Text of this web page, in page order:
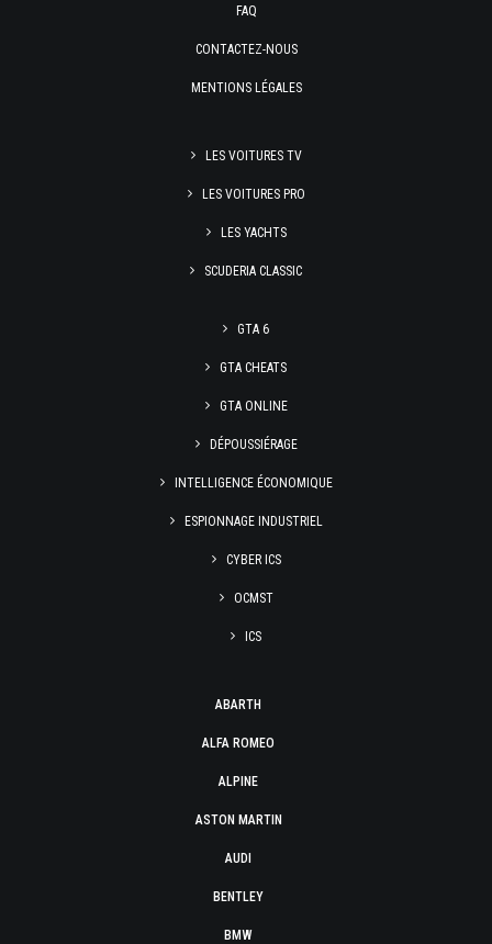
FAQ
CONTACTEZ-NOUS
MENTIONS LÉGALES
LES VOITURES TV
LES VOITURES PRO
LES YACHTS
SCUDERIA CLASSIC
GTA 6
GTA CHEATS
GTA ONLINE
DÉPOUSSIÉRAGE
INTELLIGENCE ÉCONOMIQUE
ESPIONNAGE INDUSTRIEL
CYBER ICS
OCMST
ICS
ABARTH
ALFA ROMEO
ALPINE
ASTON MARTIN
AUDI
BENTLEY
BMW